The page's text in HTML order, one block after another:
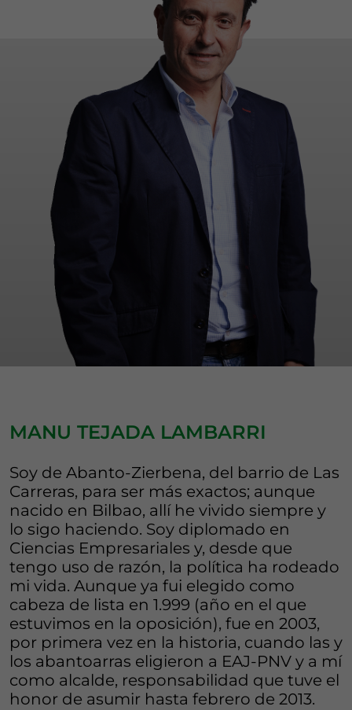
MANU TEJADA LAMBARRI
Soy de Abanto-Zierbena, del barrio de Las
Carreras, para ser más exactos; aunque
nacido en Bilbao, allí he vivido siempre y
lo sigo haciendo. Soy diplomado en
Ciencias Empresariales y, desde que
tengo uso de razón, la política ha rodeado
mi vida. Aunque ya fui elegido como
cabeza de lista en 1.999 (año en el que
estuvimos en la oposición), fue en 2003,
por primera vez en la historia, cuando las y
los abantoarras eligieron a EAJ-PNV y a mí
como alcalde, responsabilidad que tuve el
honor de asumir hasta febrero de 2013.